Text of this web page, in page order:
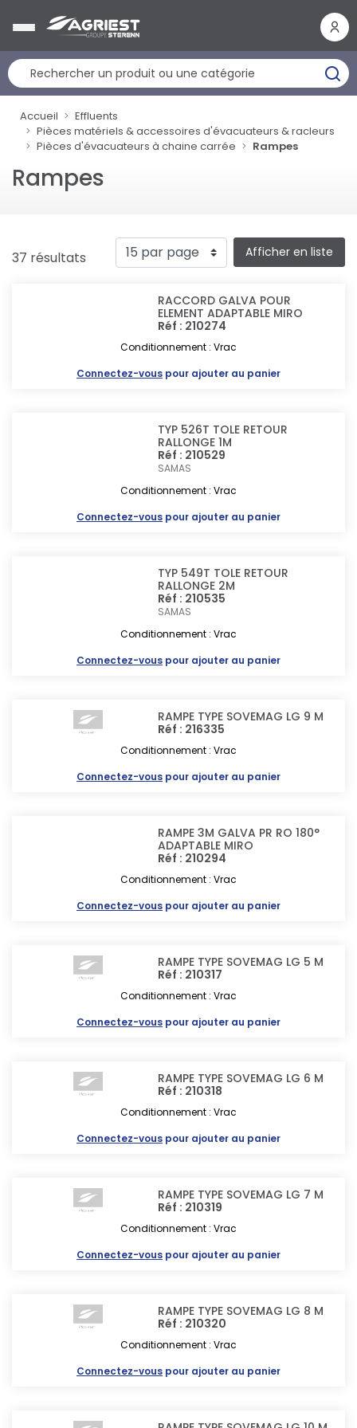
Accueil
Effluents
Pièces matériels & accessoires d'évacuateurs & racleurs
Pièces d'évacuateurs à chaine carrée
Rampes
Rampes
37 résultats Afficher en liste
RACCORD GALVA POUR
ELEMENT ADAPTABLE MIRO
Réf : 210274
Conditionnement : Vrac
Connectez-vous pour ajouter au panier
TYP 526T TOLE RETOUR
RALLONGE 1M
Réf : 210529
SAMAS
Conditionnement : Vrac
Connectez-vous pour ajouter au panier
TYP 549T TOLE RETOUR
RALLONGE 2M
Réf : 210535
SAMAS
Conditionnement : Vrac
Connectez-vous pour ajouter au panier
RAMPE TYPE SOVEMAG LG 9 M
Réf : 216335
Conditionnement : Vrac
Connectez-vous pour ajouter au panier
RAMPE 3M GALVA PR RO 180°
ADAPTABLE MIRO
Réf : 210294
Conditionnement : Vrac
Connectez-vous pour ajouter au panier
RAMPE TYPE SOVEMAG LG 5 M
Réf : 210317
Conditionnement : Vrac
Connectez-vous pour ajouter au panier
RAMPE TYPE SOVEMAG LG 6 M
Réf : 210318
Conditionnement : Vrac
Connectez-vous pour ajouter au panier
RAMPE TYPE SOVEMAG LG 7 M
Réf : 210319
Conditionnement : Vrac
Connectez-vous pour ajouter au panier
RAMPE TYPE SOVEMAG LG 8 M
Réf : 210320
Conditionnement : Vrac
Connectez-vous pour ajouter au panier